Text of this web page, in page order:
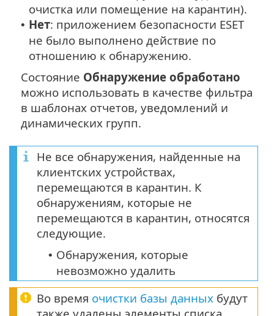
очистка или помещение на карантин).
• Нет: приложением безопасности ESET
не было выполнено действие по
отношению к обнаружению.
Состояние Обнаружение обработано
можно использовать в качестве фильтра
в шаблонах отчетов, уведомлений и
динамических групп.
Не все обнаружения, найденные на
клиентских устройствах,
перемещаются в карантин. К
обнаружениям, которые не
перемещаются в карантин, относятся
следующие.
• Обнаружения, которые
невозможно удалить
Во время очистки базы данных будут